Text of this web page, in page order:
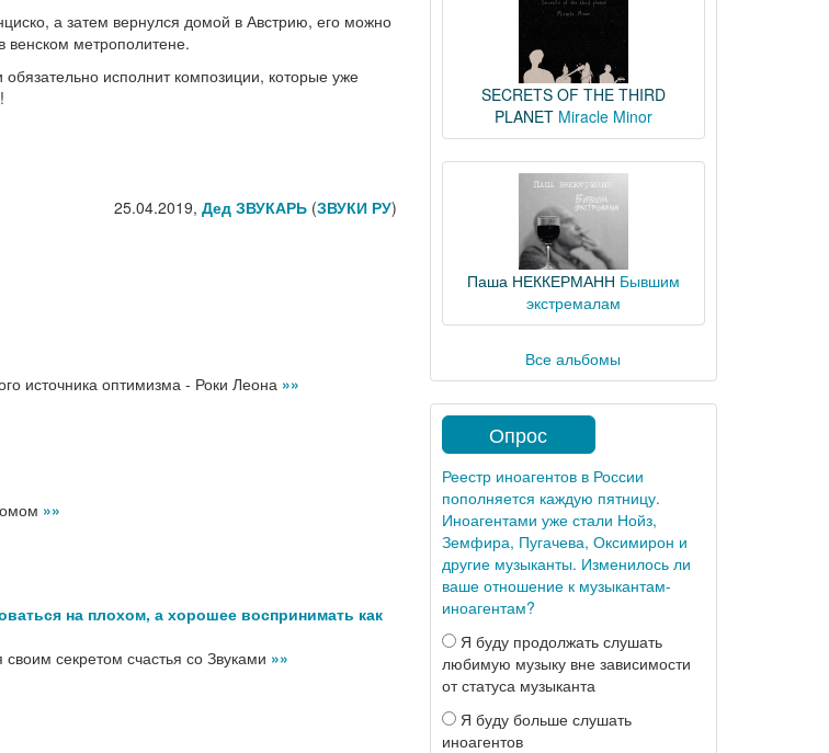
а затем вернулся домой в Австрию, его можно
венском метрополитене.
исполнит композиции, которые уже
25.04.2019, Дед ЗВУКАРЬ(ЗВУКИ РУ)
источника оптимизма - Роки Леона »»
»»
на плохом, а хорошее воспринимать как
секретом счастья со Звуками »»
SECRETS OF THE THIRD
PLANET Miracle Minor
Паша НЕККЕРМАНН Бывшим
экстремалам
Все альбомы
Опрос
Реестр иноагентов в России
пополняется каждую пятницу.
Иноагентами уже стали Нойз,
Земфира, Пугачева, Оксимирон и
другие музыканты. Изменилось ли
ваше отношение к музыкантам-
иноагентам?
Я буду продолжать слушать
любимую музыку вне зависимости
от статуса музыканта
Я буду больше слушать
иноагентов